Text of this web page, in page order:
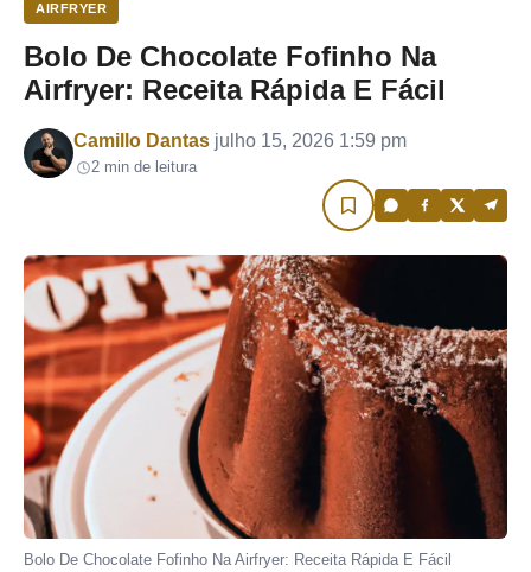
AIRFRYER
Bolo De Chocolate Fofinho Na
Airfryer: Receita Rápida E Fácil
Por
Camillo Dantas julho 15, 2026 1:59 pm
2 min de leitura
Bolo De Chocolate Fofinho Na Airfryer: Receita Rápida E Fácil